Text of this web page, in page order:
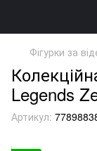
Фігурки за
Legends
Артикул: